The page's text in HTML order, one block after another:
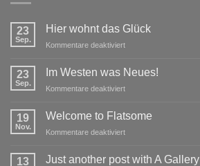
23
Sep.
Hier wohnt das Glück
Kommentare deaktiviertfür
wohnt
Glück
23
Sep.
Im Westen was Neues!
Kommentare deaktiviertfür
Neues!
19
Nov.
Welcome to Flatsome
Kommentare deaktiviertfür
to
13 Just another post with A Gallery